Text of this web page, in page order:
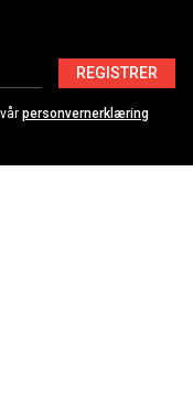
REGISTRER
personvernerklæring